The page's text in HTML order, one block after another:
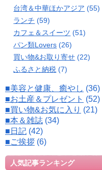
台湾＆中華ほかアジア (55)
ランチ (59)
カフェ＆スイーツ (51)
パン類Lovers (26)
買い物&お取り寄せ (22)
ふるさと納税 (7)
■美容と健康、癒やし (36)
■お土産＆プレゼント (52)
■買い物&お気に入り (21)
■本＆雑誌 (34)
■日記 (42)
■ご挨拶 (6)
人気記事ランキング